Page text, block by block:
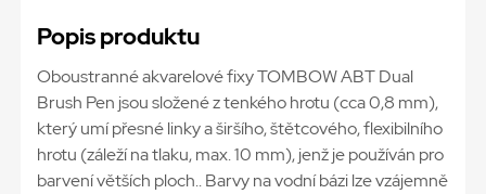
Popis produktu
Oboustranné akvarelové fixy TOMBOW ABT Dual
Brush Pen jsou složené z tenkého hrotu (cca 0,8 mm),
který umí přesné linky a širšího, štětcového, flexibilního
hrotu (záleží na tlaku, max. 10 mm), jenž je používán pro
barvení větších ploch.. Barvy na vodní bázi lze vzájemně